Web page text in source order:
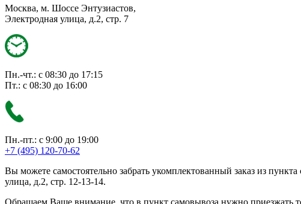
Москва, м. Шоссе Энтузиастов,
Электродная улица, д.2, стр. 7
Пн.-чт.: с 08:30 до 17:15
Пт.: с 08:30 до 16:00
Пн.-пт.: с 9:00 до 19:00
+7 (495) 120-70-62
Вы можете самостоятельно забрать укомплектованный заказ из
улица, д.2, стр. 12-13-14.
Обращаем Ваше внимание, что в пункт самовывоза нужно приезжать